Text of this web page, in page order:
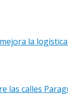
la
las calles